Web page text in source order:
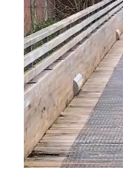
más
grande